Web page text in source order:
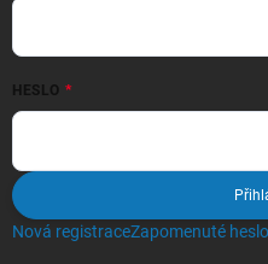
HESLO
Nová registraceZapomenuté heslo